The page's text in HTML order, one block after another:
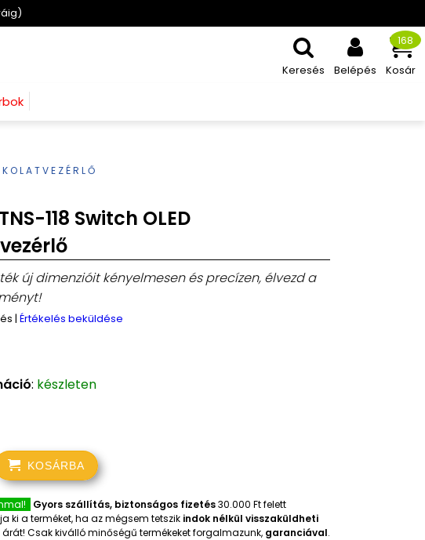
Keresés Belépés Kosár
168
118 Switch OLED
új dimenzióit kényelmesen és precízen, élvezd a
| Értékelés beküldése
: készleten
KOSÁRBA
Gyors szállítás, biztonságos fizetés30.000 Ft felett
ki a terméket, ha az mégsem tetszik indok nélkül visszaküldheti
árát! Csak kiválló minőségű termékeket forgalmazunk, garanciával.